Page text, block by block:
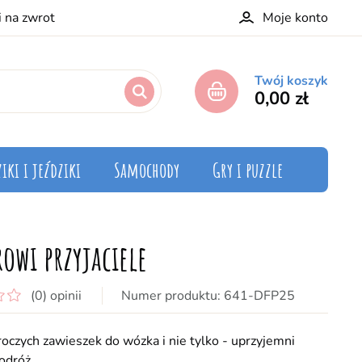
na zwrot Moje konto
Twój koszyk
0,00 zł
i jeździki Samochody Gry i puzzle
przyjaciele
(0) opinii 641-DFP25
zawieszek do wózka i nie tylko - uprzyjemni